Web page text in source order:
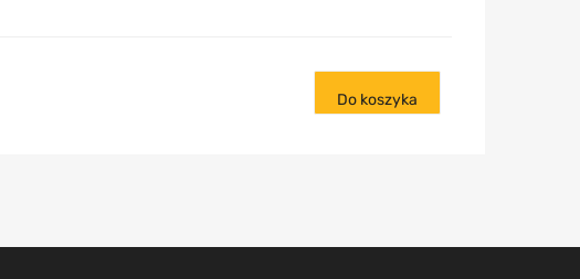
Do koszyka